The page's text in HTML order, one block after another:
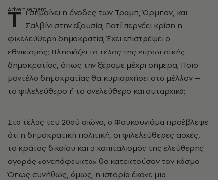
Τ ι σημαίνει η άνοδος των Τραμπ, Όρμπαν, και
Σαλβίνι στην εξουσία; Γιατί περνάει κρίση η
φιλελεύθερη δημοκρατία; Έχει επιστρέψει ο
εθνικισμός; Πλησιάζει το τέλος της ευρωπαϊκής
δημοκρατίας, όπως την ξέραμε μέχρι σήμερα; Ποιo
μοντέλο δημοκρατίας θα κυριαρχήσει στο μέλλον –
το φιλελεύθερο ή το ανελεύθερο και αυταρχικό;
Στο τέλος του 20ού αιώνα, ο Φουκουγιάμα προέβλεψε
ότι η δημοκρατική πολιτική, οι φιλελεύθερες αρχές,
το κράτος δικαίου και ο καπιταλισμός της ελεύθερης
αγοράς «αναπόφευκτα» θα κατακτούσαν τον κόσμο.
Όπως συνήθως, όμως, η ιστορία έκανε μια